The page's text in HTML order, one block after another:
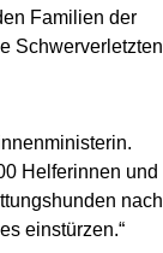
Familien der
Schwerverletzten
Helferinnen und
nach
einstürzen.“